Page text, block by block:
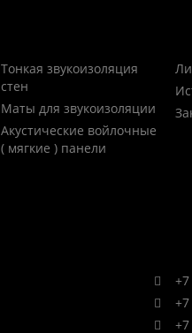
Тонкая звукоизоляция
стен
Маты для звукоизоляции
Акустические войлочные
( мягкие ) панели
+7